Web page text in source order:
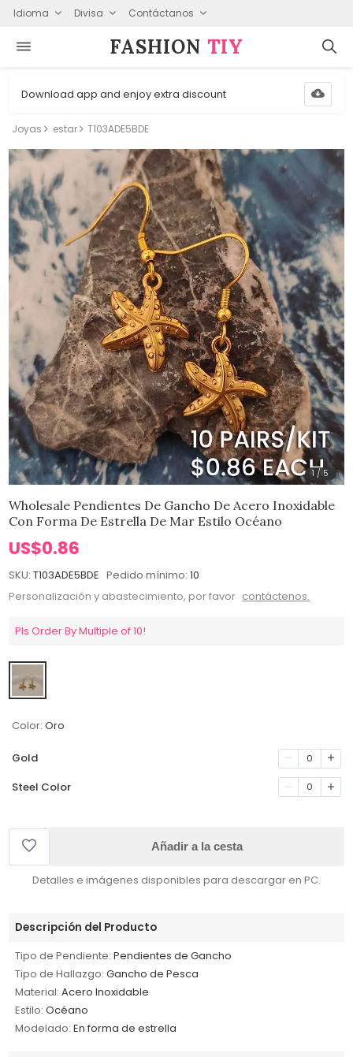
Idioma Divisa Contáctanos
FASHION⁠ TIY
Download app and enjoy extra discount
Joyas estar T103ADE5BDE
1 / 5
Wholesale Pendientes De Gancho De Acero Inoxidable
Con Forma De Estrella De Mar Estilo Océano
US$0.86
SKU: T103ADE5BDE Pedido mínimo: 10
Personalización y abastecimiento, por favor contáctenos.
Pls Order By Multiple of 10!
Color: Oro
Gold 0
Steel Color 0
Añadir a la cesta
Detalles e imágenes disponibles para descargar en PC.
Descripción del Producto
Tipo de Pendiente: Pendientes de Gancho
Tipo de Hallazgo: Gancho de Pesca
Material: Acero Inoxidable
Estilo: Océano
Modelado: En forma de estrella